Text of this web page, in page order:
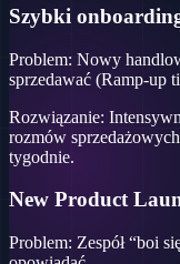
Szybki
Problem: Nowy
sprzedawać (Ramp-up
Rozwiązanie:
rozmów
tygodnie.
New Product
Problem: Zespół “boi